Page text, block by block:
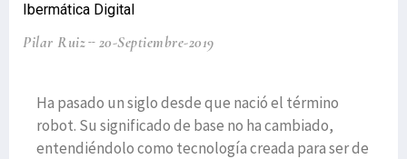
Ibermática Digital
Pilar Ruiz 20-Septiembre-2019
Ha pasado un siglo desde que nació el término
robot. Su significado de base no ha cambiado,
entendiéndolo como tecnología creada para ser de